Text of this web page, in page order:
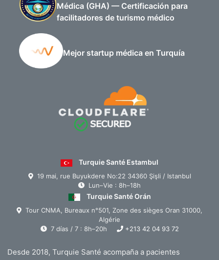
Médica (GHA) — Certificación para
facilitadores de turismo médico
Mejor startup médica en Turquía
Turquie Santé Estambul
19 mai, rue Buyukdere No:22 34360 Şişli / Istanbul
Lun–Vie : 8h–18h
Turquie Santé Orán
Tour CNMA, Bureaux n°501, Zone des sièges Oran 31000,
Algérie
7 días / 7 : 8h–20h
+213 42 04 93 72
Desde 2018, Turquie Santé acompaña a pacientes